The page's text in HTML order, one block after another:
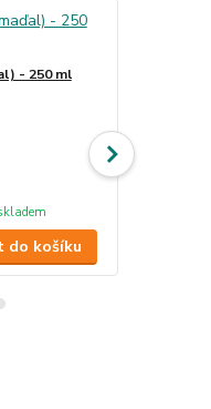
- 250 ml
do košíku
vybraných
nervů,
nervovém